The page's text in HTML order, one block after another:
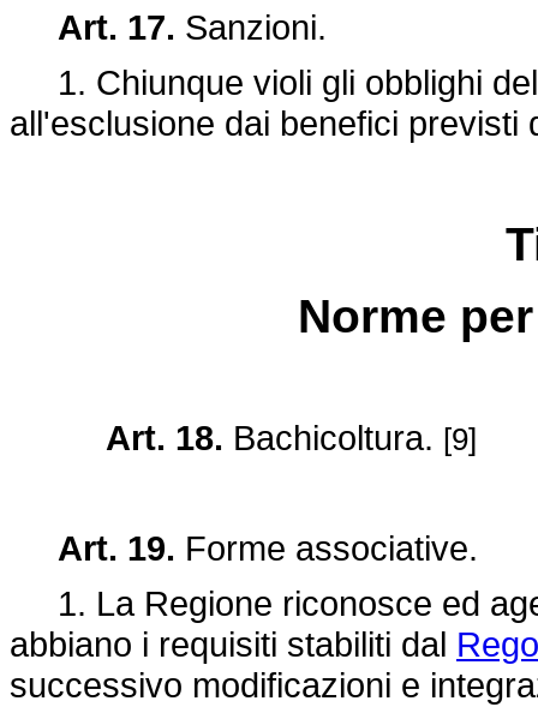
Art. 17. Sanzioni.
1. Chiunque violi gli obblighi
all'esclusione dai benefici previsti
Norme
Art. 18. Bachicoltura. [9]
Art. 19. Forme associative.
1. La Regione riconosce ed
abbiano i requisiti stabiliti dal
successivo modificazioni e